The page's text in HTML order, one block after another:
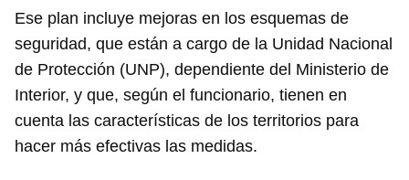
Ese plan incluye mejoras en los esquemas de
seguridad, que están a cargo de la Unidad Nacional
de Protección (UNP), dependiente del Ministerio de
Interior, y que, según el funcionario, tienen en
cuenta las características de los territorios para
hacer más efectivas las medidas.